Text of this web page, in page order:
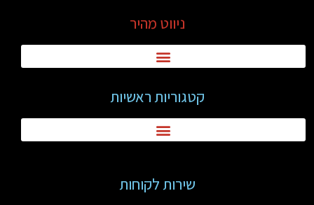
ניווט מהיר
קטגוריות ראשיות
שירות לקוחות